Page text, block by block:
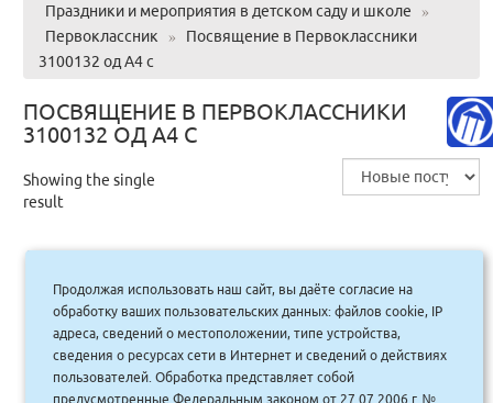
Праздники и мероприятия в детском саду и школе
»
Первоклассник
»
Посвящение в Первоклассники
3100132 од А4 с
ПОСВЯЩЕНИЕ В ПЕРВОКЛАССНИКИ
3100132 ОД А4 С
Showing the single
result
Посвящение в Первоклассники 3100132
од А4 с/н (м) 406
30.00руб.
27 руб.
Купить
Продолжая использовать наш сайт, вы даёте согласие на
обработку ваших пользовательских данных: файлов cookie, IP
адреса, сведений о местоположении, типе устройства,
сведения о ресурсах сети в Интернет и сведений о действиях
пользователей. Обработка представляет собой
предусмотренные Федеральным законом от 27.07.2006 г. №